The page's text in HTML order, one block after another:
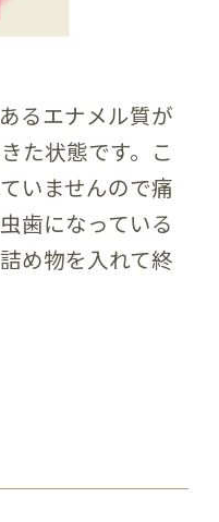
るエナメル質が
た状態です。こ
いませんので痛
歯になっている
め物を入れて終